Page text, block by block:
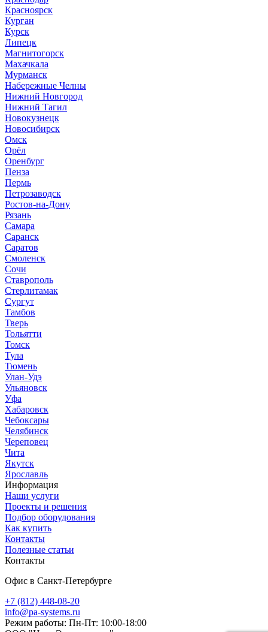
Красноярск
Курган
Курск
Липецк
Магнитогорск
Махачкала
Мурманск
Набережные Челны
Нижний Новгород
Нижний Тагил
Новокузнецк
Новосибирск
Омск
Орёл
Оренбург
Пенза
Пермь
Петрозаводск
Ростов-на-Дону
Рязань
Самара
Саранск
Саратов
Смоленск
Сочи
Ставрополь
Стерлитамак
Сургут
Тамбов
Тверь
Тольятти
Томск
Тула
Тюмень
Улан-Удэ
Ульяновск
Уфа
Хабаровск
Чебоксары
Челябинск
Череповец
Чита
Якутск
Ярославль
Информация
Наши услуги
Проекты и решения
Подбор оборудования
Как купить
Контакты
Полезные статьи
Контакты
Офис в Санкт-Петербурге
+7 (812) 448-08-20
info@pa-systems.ru
Режим работы: Пн-Пт: 10:00-18:00